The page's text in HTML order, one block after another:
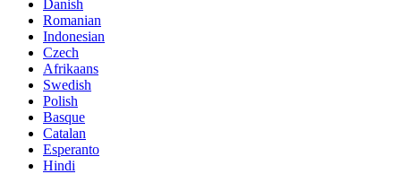
Danish
Romanian
Indonesian
Czech
Afrikaans
Swedish
Polish
Basque
Catalan
Esperanto
Hindi